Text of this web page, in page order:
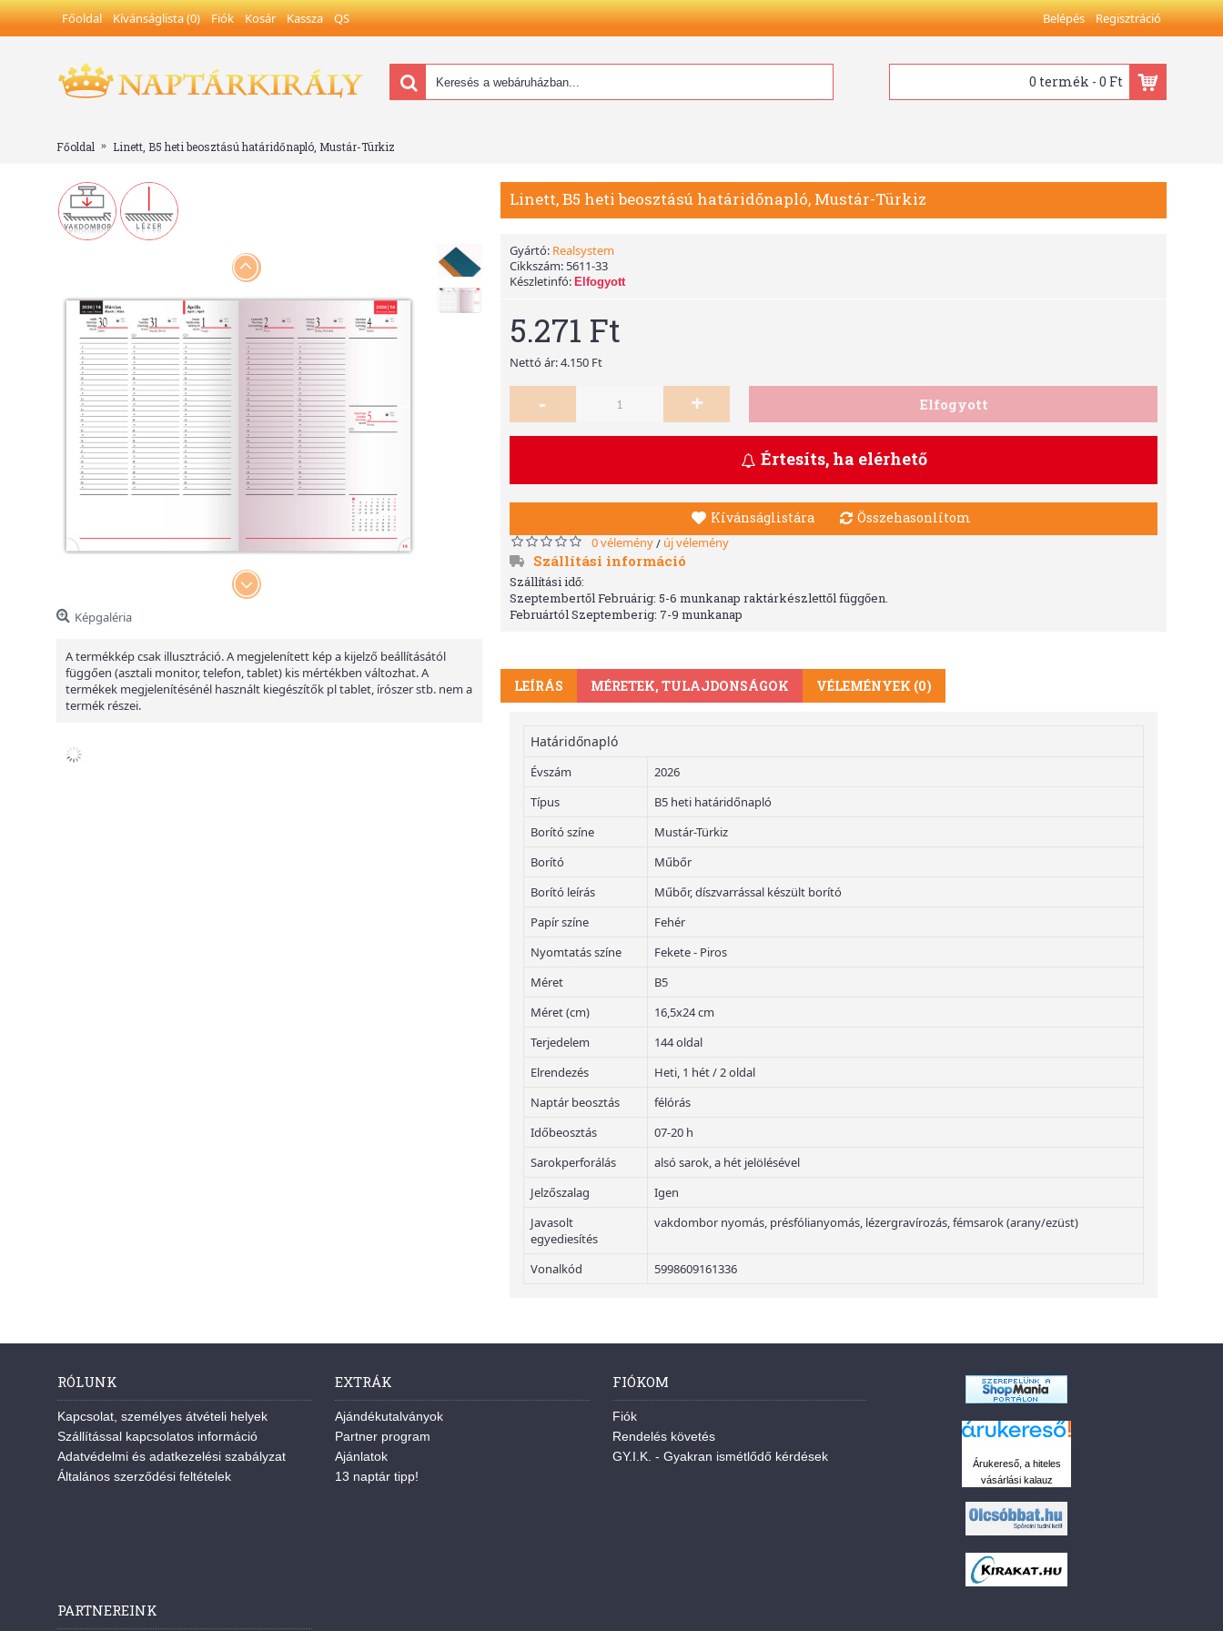
Főoldal Kívánságlista (0) Fiók Kosár Kassza QS Belépés Regisztráció
0 termék - 0 Ft
Főoldal Linett, B5 heti beosztású határidőnapló, Mustár-Türkiz
Képgaléria
A termékkép csak illusztráció. A megjelenített kép a kijelző beállításától
függően (asztali monitor, telefon, tablet) kis mértékben változhat. A
termékek megjelenítésénél használt kiegészítők pl tablet, írószer stb. nem a
termék részei.
Linett, B5 heti beosztású határidőnapló, Mustár-Türkiz
Gyártó: Realsystem
Cikkszám: 5611-33
Készletinfó: Elfogyott
5.271 Ft
Nettó ár: 4.150 Ft
- + Elfogyott
Értesíts, ha elérhető
Kívánságlistára Összehasonlítom
0 vélemény/ új vélemény
Szállítási információ
Szállítási idő:
Szeptembertől Februárig: 5-6 munkanap raktárkészlettől függően.
Februártól Szeptemberig: 7-9 munkanap
LEÍRÁS MÉRETEK, TULAJDONSÁGOK VÉLEMÉNYEK (0)
Határidőnapló
Évszám
2026
Típus
B5 heti határidőnapló
Borító színe
Mustár-Türkiz
Borító
Műbőr
Borító leírás
Műbőr, díszvarrással készült borító
Papír színe
Fehér
Nyomtatás színe
Fekete - Piros
Méret
B5
Méret (cm)
16,5x24 cm
Terjedelem
144 oldal
Elrendezés
Heti, 1 hét / 2 oldal
Naptár beosztás
félórás
Időbeosztás
07-20 h
Sarokperforálás
alsó sarok, a hét jelölésével
Jelzőszalag
Igen
Javasolt
egyediesítés
vakdombor nyomás, présfólianyomás, lézergravírozás, fémsarok (arany/ezüst)
Vonalkód 5998609161336
RÓLUNK
Kapcsolat, személyes átvételi helyek
Szállítással kapcsolatos információ
Adatvédelmi és adatkezelési szabályzat
Általános szerződési feltételek
EXTRÁK
Ajándékutalványok
Partner program
Ajánlatok
13 naptár tipp!
FIÓKOM
Fiók
Rendelés követés
GY.I.K. - Gyakran ismétlődő kérdések
Árukereső, a hiteles
vásárlási kalauz
PARTNEREINK